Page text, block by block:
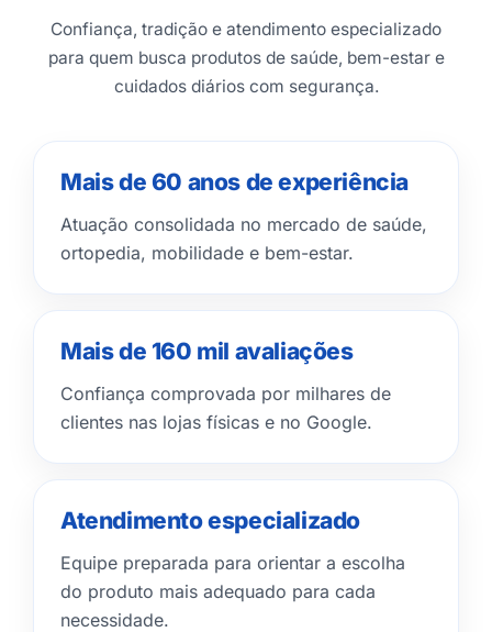
Confiança, tradição e atendimento especializado
para quem busca produtos de saúde, bem-estar e
cuidados diários com segurança.
Mais de 60 anos de experiência
Atuação consolidada no mercado de saúde,
ortopedia, mobilidade e bem-estar.
Mais de 160 mil avaliações
Confiança comprovada por milhares de
clientes nas lojas físicas e no Google.
Atendimento especializado
Equipe preparada para orientar a escolha
do produto mais adequado para cada
necessidade.